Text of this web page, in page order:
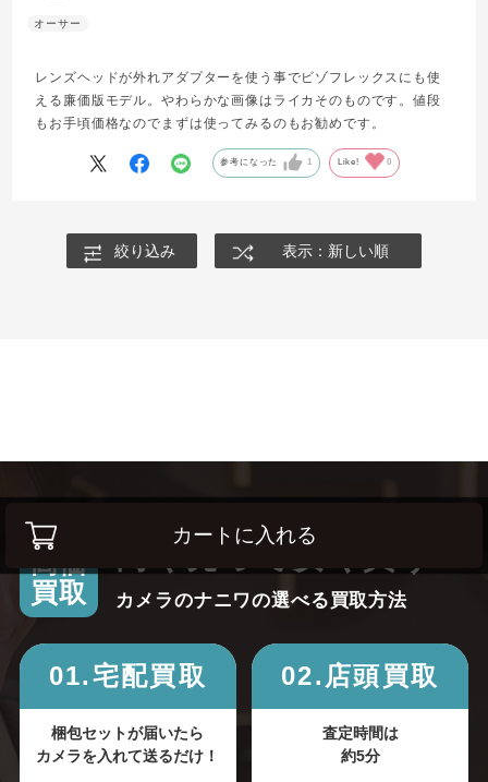
カートに入れる
レンズヘッドが外れアダプターを使う事でビゾフレックスにも使
える廉価版モデル。やわらかな画像はライカそのものです。値段
もお手頃価格なのでまずは使ってみるのもお勧めです。
参考になった 1 Like! 0
絞り込み 表示：新しい順
高価
買取
カメラのナニワの選べる買取方法
01.宅配買取
梱包セットが届いたら
カメラを入れて送るだけ！
02.店頭買取
査定時間は
約5分